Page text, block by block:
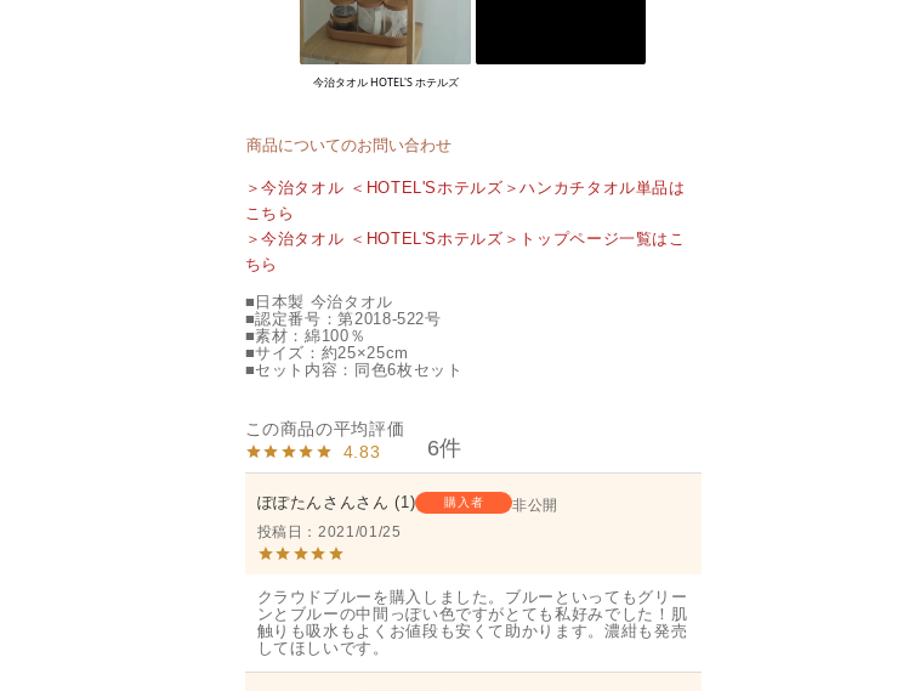
今治タオル HOTEL'S ホテルズ
商品についてのお問い合わせ
＞今治タオル ＜HOTEL'Sホテルズ＞ハンカチタオル単品は
こちら
＞今治タオル ＜HOTEL'Sホテルズ＞トップページ一覧はこ
ちら
■日本製 今治タオル
■認定番号：第2018-522号
■素材：綿100％
■サイズ：約25×25cm
■セット内容：同色6枚セット
4.83 6
ぽぽたんさん 1 購入者
非公開
投稿日
2021/01/25
クラウドブルーを購入しました。ブルーといってもグリー
ンとブルーの中間っぽい色ですがとても私好みでした！肌
触りも吸水もよくお値段も安くて助かります。濃紺も発売